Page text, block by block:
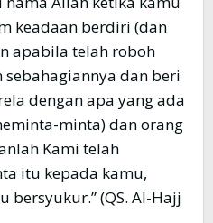
keadaan berdiri (dan
apabila telah roboh
dan beri
dengan apa yang ada
minta) dan orang
Kami telah
itu kepada kamu,
(QS. Al-Hajj